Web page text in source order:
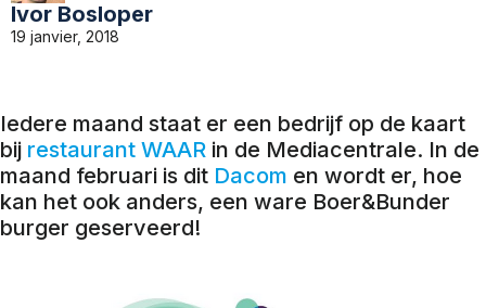
Ivor Bosloper
19 janvier, 2018
Iedere maand staat er een bedrijf op de kaart
bij restaurant WAAR in de Mediacentrale. In de
maand februari is dit Dacom en wordt er, hoe
kan het ook anders, een ware Boer&Bunder
burger geserveerd!